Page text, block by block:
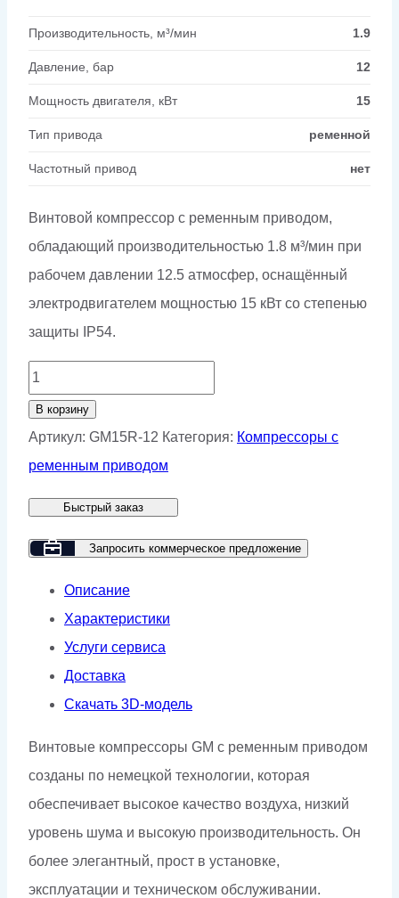
Производительность, м³/мин 1.9
Давление, бар 12
Мощность двигателя, кВт 15
Тип привода ременной
Частотный привод нет
Винтовой компрессор с ременным приводом,
обладающий производительностью 1.8 м³/мин при
рабочем давлении 12.5 атмосфер, оснащённый
электродвигателем мощностью 15 кВт со степенью
защиты IP54.
Количество
товара
Винтовой
компрессор
GM
15R-
В корзину
Артикул: GM15R-12 Категория: Компрессоры с
ременным приводом
Быстрый заказ
Запросить коммерческое предложение
Описание
Характеристики
Услуги сервиса
Доставка
Скачать 3D-модель
Винтовые компрессоры GM с ременным приводом
созданы по немецкой технологии, которая
обеспечивает высокое качество воздуха, низкий
уровень шума и высокую производительность. Он
более элегантный, прост в установке,
эксплуатации и техническом обслуживании.